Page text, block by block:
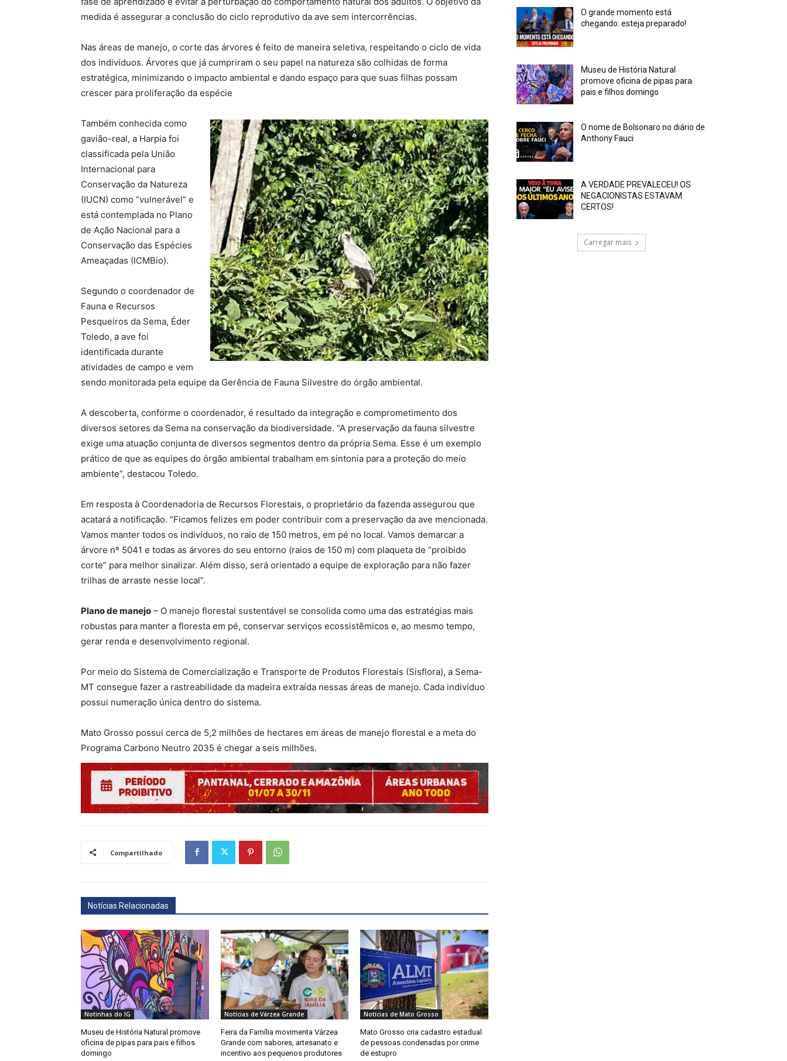
medida é assegurar a conclusão do ciclo reprodutivo da ave sem intercorrências.
Nas áreas de manejo, o corte das árvores é feito de maneira seletiva, respeitando o ciclo de vida
dos indivíduos. Árvores que já cumpriram o seu papel na natureza são colhidas de forma
estratégica, minimizando o impacto ambiental e dando espaço para que suas filhas possam
crescer para proliferação da espécie
Também conhecida como
gavião-real, a Harpia foi
classificada pela União
Internacional para
Conservação da Natureza
(IUCN) como “vulnerável” e
está contemplada no Plano
de Ação Nacional para a
Conservação das Espécies
Ameaçadas (ICMBio).
Segundo o coordenador de
Fauna e Recursos
Pesqueiros da Sema, Éder
Toledo, a ave foi
identificada durante
atividades de campo e vem
sendo monitorada pela equipe da Gerência de Fauna Silvestre do órgão ambiental.
A descoberta, conforme o coordenador, é resultado da integração e comprometimento dos
diversos setores da Sema na conservação da biodiversidade. “A preservação da fauna silvestre
exige uma atuação conjunta de diversos segmentos dentro da própria Sema. Esse é um exemplo
prático de que as equipes do órgão ambiental trabalham em sintonia para a proteção do meio
ambiente”, destacou Toledo.
Em resposta à Coordenadoria de Recursos Florestais, o proprietário da fazenda assegurou que
acatará a notificação. “Ficamos felizes em poder contribuir com a preservação da ave mencionada.
Vamos manter todos os indivíduos, no raio de 150 metros, em pé no local. Vamos demarcar a
árvore nº 5041 e todas as árvores do seu entorno (raios de 150 m) com plaqueta de “proibido
corte” para melhor sinalizar. Além disso, será orientado a equipe de exploração para não fazer
trilhas de arraste nesse local”.
Plano de manejo – O manejo florestal sustentável se consolida como uma das estratégias mais
robustas para manter a floresta em pé, conservar serviços ecossistêmicos e, ao mesmo tempo,
gerar renda e desenvolvimento regional.
Por meio do Sistema de Comercialização e Transporte de Produtos Florestais (Sisflora), a Sema-
MT consegue fazer a rastreabilidade da madeira extraída nessas áreas de manejo. Cada indivíduo
possui numeração única dentro do sistema.
Mato Grosso possui cerca de 5,2 milhões de hectares em áreas de manejo florestal e a meta do
Programa Carbono Neutro 2035 é chegar a seis milhões.
Compartilhado
Notícias Relacionadas
Notinhas do IG
Museu de História Natural promove
oficina de pipas para pais e filhos
domingo
Notícias de Várzea Grande
Feira da Família movimenta Várzea
Grande com sabores, artesanato e
incentivo aos pequenos produtores
Notícias de Mato Grosso
Mato Grosso cria cadastro estadual
de pessoas condenadas por crime
de estupro
O grande momento está
chegando: esteja preparado!
Museu de História Natural
promove oficina de pipas para
pais e filhos domingo
O nome de Bolsonaro no diário de
Anthony Fauci
A VERDADE PREVALECEU! OS
NEGACIONISTAS ESTAVAM
CERTOS!
Carregar mais